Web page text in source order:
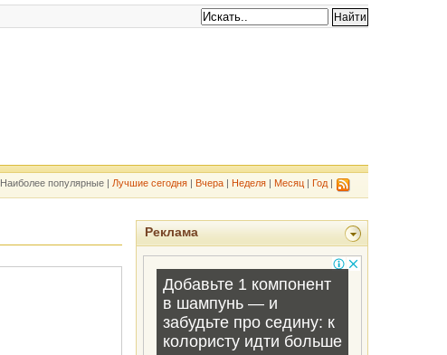
Наиболее популярные | Лучшие сегодня| Вчера| Неделя| Месяц| Год|
Реклама